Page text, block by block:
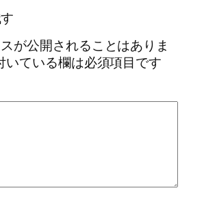
が公開されることはありま
いている欄は必須項目です